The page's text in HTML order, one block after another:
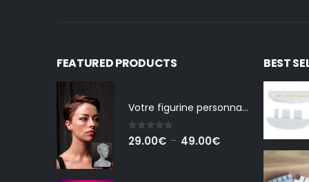
FEATURED PRODUCTS
Votre figurine personnalisée
0out of 5
29.00€ – 49.00€Plage
BEST